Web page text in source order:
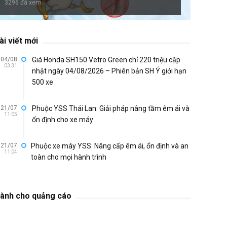
3296 đã xem
viết mới
04/08
03:31
Giá Honda SH150 Vetro Green chỉ 220 triệu cập
nhật ngày 04/08/2026 – Phiên bản SH Ý giới hạn
500 xe
21/07
11:05
Phuộc YSS Thái Lan: Giải pháp nâng tầm êm ái và
ổn định cho xe máy
21/07
11:04
Phuộc xe máy YSS: Nâng cấp êm ái, ổn định và an
toàn cho mọi hành trình
cho quảng cáo